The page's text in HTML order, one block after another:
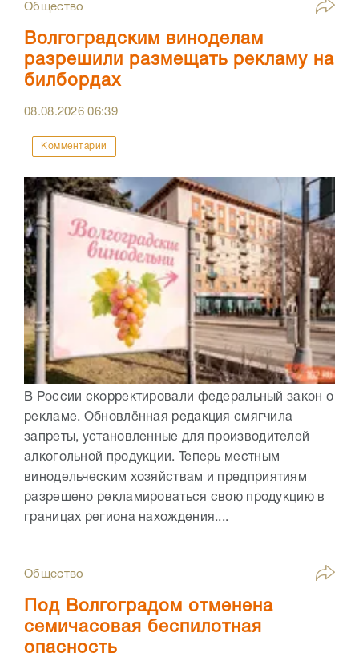
Общество
Волгоградским виноделам
разрешили размещать рекламу на
билбордах
08.08.202606:39
Комментарии
В России скорректировали федеральный закон о
рекламе. Обновлённая редакция смягчила
запреты, установленные для производителей
алкогольной продукции. Теперь местным
винодельческим хозяйствам и предприятиям
разрешено рекламироваться свою продукцию в
границах региона нахождения....
Общество
Под Волгоградом отменена
семичасовая беспилотная
опасность